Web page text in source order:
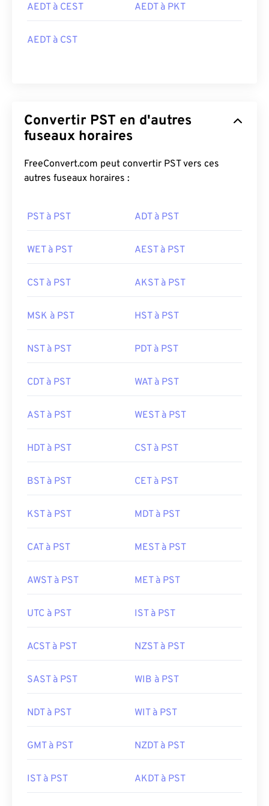
AEDT à CEST AEDT à PKT
AEDT à CST
Convertir PST en d'autres
fuseaux horaires
FreeConvert.com peut convertir PST vers ces
autres fuseaux horaires :
PST à PST ADT à PST
WET à PST AEST à PST
CST à PST AKST à PST
MSK à PST HST à PST
NST à PST PDT à PST
CDT à PST WAT à PST
AST à PST WEST à PST
HDT à PST CST à PST
BST à PST CET à PST
KST à PST MDT à PST
CAT à PST MEST à PST
AWST à PST MET à PST
UTC à PST IST à PST
ACST à PST NZST à PST
SAST à PST WIB à PST
NDT à PST WIT à PST
GMT à PST NZDT à PST
IST à PST AKDT à PST